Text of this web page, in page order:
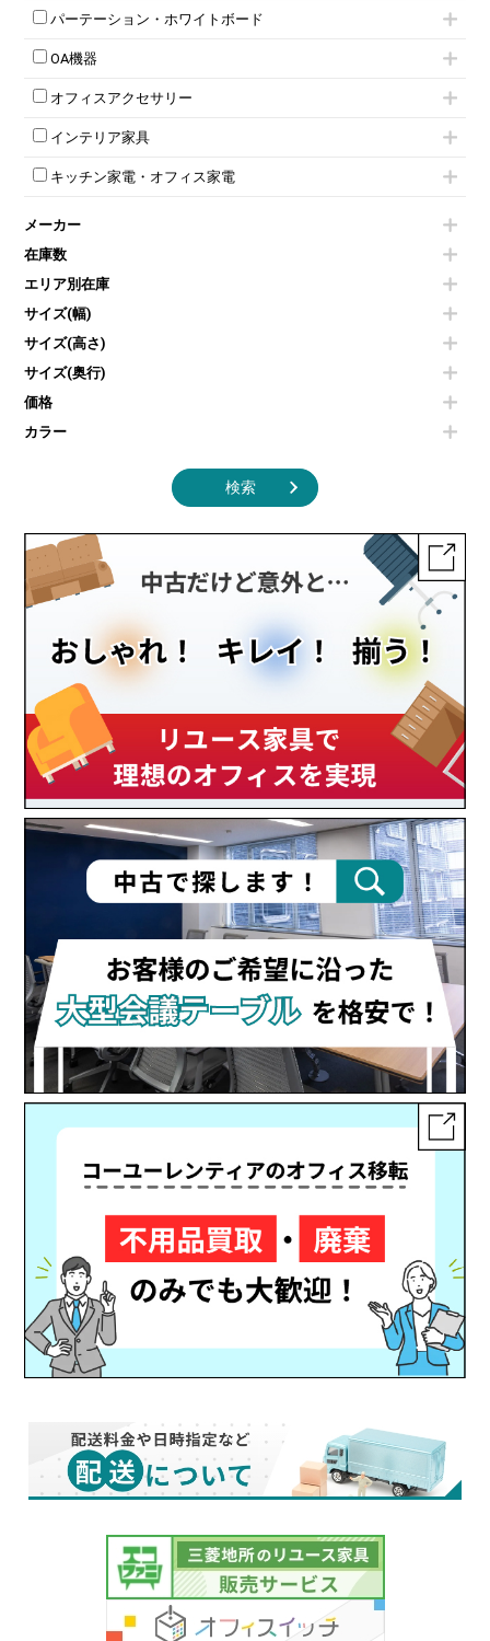
両開書庫
ラテラル書庫
多人数ロッカー
ダイヤル錠ロッカー
ダイヤル錠ロッカー
ワードローブ・クローゼット
T字脚テーブル
会議テーブルW1200～
会議テーブルW1800～
平行スタックテーブル
会議テーブルその他
折りたたみミーティングチェア
ハイチェア
ミーティングチェアその他
応接チェア
応接・役員家具その他
ハイカウンター
ローカウンター
ラウンジカウンター
パーテーション・ホワイトボード
パーテーション
自立タイプパーテーション
パーテーションその他
壁掛けホワイトボード
ホワイトボードその他
OA機器
電話機（ビジネスフォン）
シュレッダー
スクリーン
その他OA機器
オフィスアクセサリー
チェア用台車
演台・講演台・演説台
防音パネル
コートハンガー・ポールハンガー
傘立て
食器棚・キッチンキャビネット
カタログスタンド
オフィスアクセサリーその他
インテリア家具
モールドチェア
ダイニングチェア
カウンターテーブル
センターテーブル・サイドテーブル
ベンチ・スツール
ソファ
シェルフ
ダストボックス（ゴミ箱）
インテリア家具その他
キッチン家電・オフィス家電
冷蔵庫・洗濯機
空気清浄機・加湿器
液晶テレビ・モニター類
エアコン
照明機器
掃除機
季節家電
メーカー
在庫数
エリア別在庫
サイズ(幅)
サイズ(高さ)
サイズ(奥行)
価格
カラー
検索